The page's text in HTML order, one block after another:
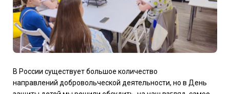
В России существует большое количество
направлений добровольческой деятельности, но в День